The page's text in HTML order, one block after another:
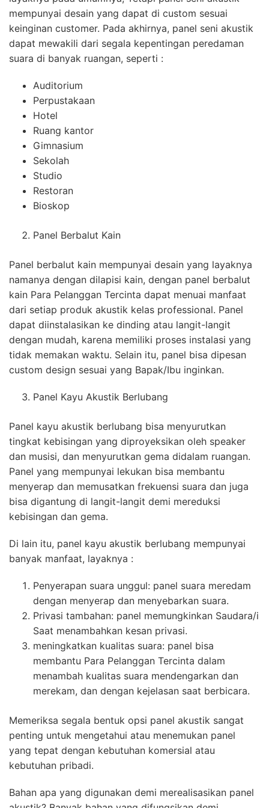
mempunyai desain yang dapat di custom sesuai
keinginan customer. Pada akhirnya, panel seni akustik
dapat mewakili dari segala kepentingan peredaman
suara di banyak ruangan, seperti :
Auditorium
Perpustakaan
Hotel
Ruang kantor
Gimnasium
Sekolah
Studio
Restoran
Bioskop
Panel Berbalut Kain
Panel berbalut kain mempunyai desain yang layaknya
namanya dengan dilapisi kain, dengan panel berbalut
kain Para Pelanggan Tercinta dapat menuai manfaat
dari setiap produk akustik kelas professional. Panel
dapat diinstalasikan ke dinding atau langit-langit
dengan mudah, karena memiliki proses instalasi yang
tidak memakan waktu. Selain itu, panel bisa dipesan
custom design sesuai yang Bapak/Ibu inginkan.
Panel Kayu Akustik Berlubang
Panel kayu akustik berlubang bisa menyurutkan
tingkat kebisingan yang diproyeksikan oleh speaker
dan musisi, dan menyurutkan gema didalam ruangan.
Panel yang mempunyai lekukan bisa membantu
menyerap dan memusatkan frekuensi suara dan juga
bisa digantung di langit-langit demi mereduksi
kebisingan dan gema.
Di lain itu, panel kayu akustik berlubang mempunyai
banyak manfaat, layaknya :
Penyerapan suara unggul: panel suara meredam
dengan menyerap dan menyebarkan suara.
Privasi tambahan: panel memungkinkan Saudara/i
Saat menambahkan kesan privasi.
meningkatkan kualitas suara: panel bisa
membantu Para Pelanggan Tercinta dalam
menambah kualitas suara mendengarkan dan
merekam, dan dengan kejelasan saat berbicara.
Memeriksa segala bentuk opsi panel akustik sangat
penting untuk mengetahui atau menemukan panel
yang tepat dengan kebutuhan komersial atau
kebutuhan pribadi.
Bahan apa yang digunakan demi merealisasikan panel